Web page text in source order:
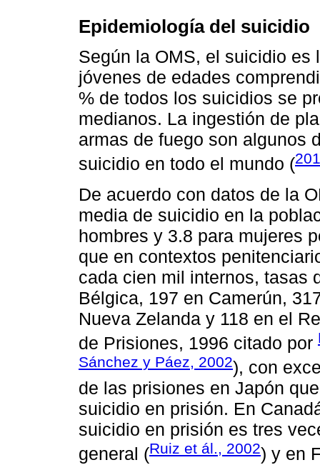
Epidemiología del suicidio
Según la OMS, el suicidio es
jóvenes de edades
% de todos los suicidios se
medianos. La ingestión de
armas de fuego son algunos
suicidio en todo el mundo (
De acuerdo con datos de la
media de suicidio en la
hombres y 3.8 para mujeres
que en contextos
cada cien mil internos, tasas
Bélgica, 197 en Camerún,
Nueva Zelanda y 118 en el
de Prisiones, 1996 citado por
Sánchez y Páez, 2002), con
de las prisiones en Japón
suicidio en prisión. En
suicidio en prisión es tres
general (Ruiz et ál., 2002) y en